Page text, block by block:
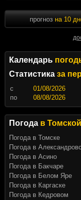
прогноз на 10
Календарь
Статистика за
c
по
Погода в
Погода в Томске
Погода в
Погода в Асино
Погода в Бакчаре
Погода в Белом Яре
Погода в Каргаске
Погода в Кедровом